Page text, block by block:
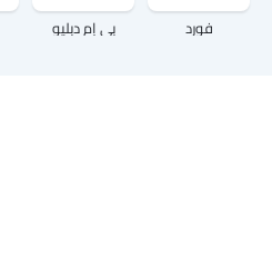
فورد بي إم دبليو